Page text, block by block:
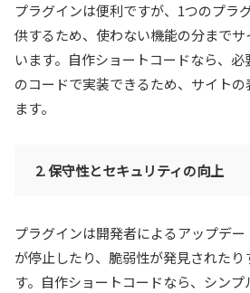
プラグインは便利ですが、1つのプラ
供するため、使わない機能の分まで
います。自作ショートコードなら、
のコードで実装できるため、サイト
ます。
2. 保守性とセキュリティの向上
プラグインは開発者によるアップデ
が停止したり、脆弱性が発見された
す。自作ショートコードなら、シン